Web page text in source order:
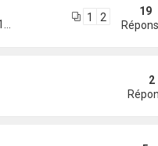
19
1 2
2